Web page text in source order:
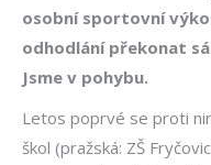
osobní sportovní
odhodlání překonat
Jsme v pohybu.
Letos poprvé se proti
škol (pražská: ZŠ